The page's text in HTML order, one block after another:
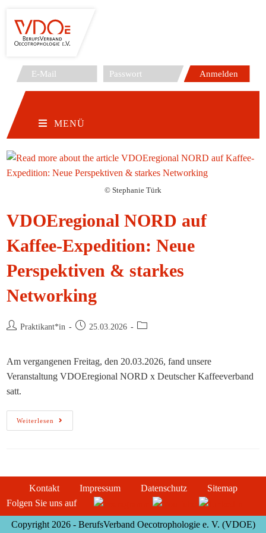
Inhalt
springen
MENÜ
© Stephanie Türk
VDOEregional NORD auf
Kaffee-Expedition: Neue
Perspektiven & starkes
Networking
Beitrags-
Praktikant*in
Beitrag25.03.2026
Beitrags-
Am vergangenen Freitag, den 20.03.2026, fand unsere
Veranstaltung VDOEregional NORD x Deutscher Kaffeeverband
satt.
Weiterlesen
VDOEregional
NORD
&
Starkes
Networking
Kontakt Impressum Datenschutz
Sitemap
Folgen Sie uns auf
Copyright 2026 - BerufsVerband Oecotrophologie e. V. (VDOE)